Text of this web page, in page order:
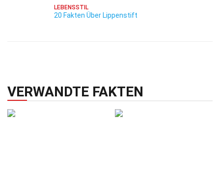
LEBENSSTIL
20 Fakten Über Lippenstift
VERWANDTE FAKTEN